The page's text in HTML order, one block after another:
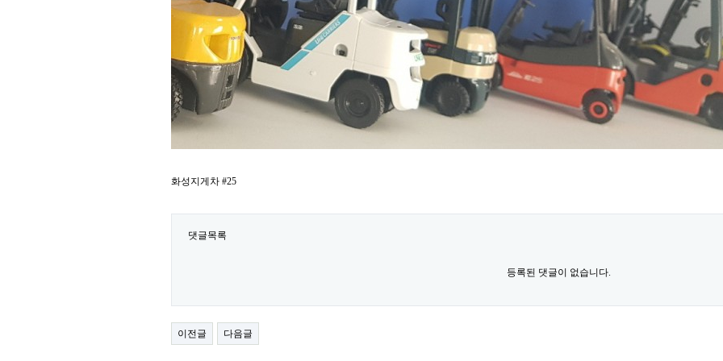
화성지게차 #25
댓글목록
등록된 댓글이 없습니다.
이전글 다음글